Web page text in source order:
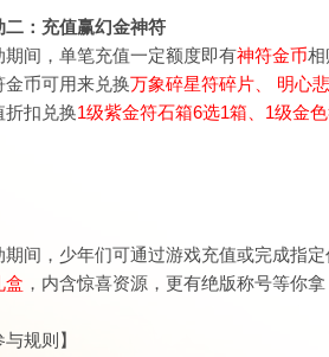
二：充值赢幻金神符
期间，单笔充值一定额度即有神符金币相
金币可用来兑换万象碎星符碎片 明心
折扣兑换1级紫金符石箱6选1箱、1级金色
期间，少年们可通过游戏充值或完成指
盒 ，内含惊喜资源，更有绝版称号等你拿
与规则】